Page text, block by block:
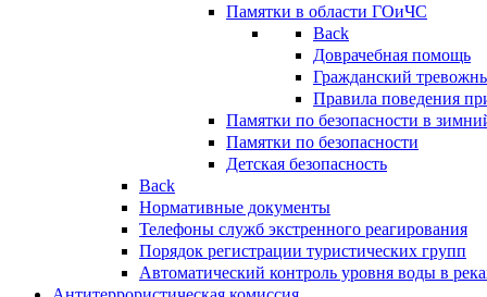
Памятки в области ГОиЧС
Back
Доврачебная помощь
Гражданский
Правила поведения
Памятки по безопасности в
Памятки по безопасности
Детская безопасность
Back
Нормативные документы
Телефоны служб экстренного реагирования
Порядок регистрации туристических групп
Автоматический контроль уровня воды в